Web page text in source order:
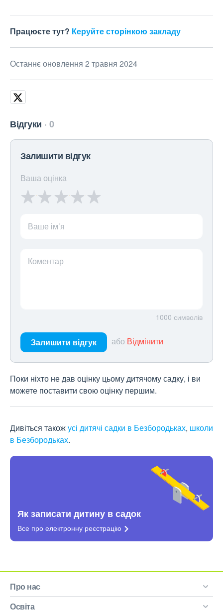
Працюєте тут? Керуйте сторінкою закладу
Останнє оновлення 2 травня 2024
Відгуки 0
Залишити відгук
Ваша оцінка
Ваше ім’я
Коментар
1000 символів
Залишити відгук або Відмінити
Поки ніхто не дав оцінку цьому дитячому садку, і ви
можете поставити свою оцінку першим.
Дивіться такожусі дитячі садки в Безбородьках, школи
в Безбородьках.
Як записати дитину в садок
Все про електронну реєстрацію
Про нас
Освіта